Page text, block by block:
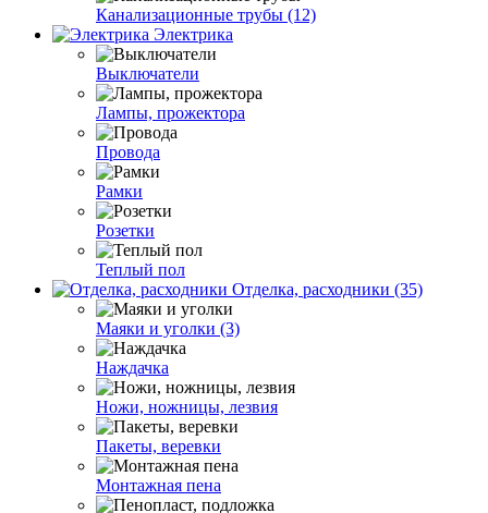
Канализационные трубы (12)
Электрика
Выключатели
Лампы, прожектора
Провода
Рамки
Розетки
Теплый пол
Отделка, расходники (35)
Маяки и уголки (3)
Наждачка
Ножи, ножницы, лезвия
Пакеты, веревки
Монтажная пена